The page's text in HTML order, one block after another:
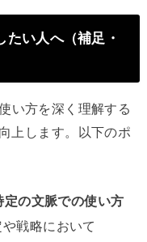
い人へ（補足・
い方を深く理解する
上します。以下のポ
の文脈での使い方
戦略において